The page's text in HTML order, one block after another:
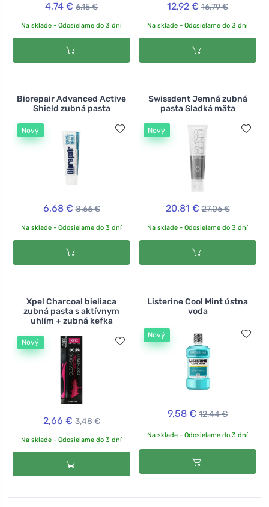
4,74 € 6,15 €
Na sklade - Odosielame do 3 dní
12,92 € 16,79 €
Na sklade - Odosielame do 3 dní
Biorepair Advanced Active
Shield zubná pasta
Nový
6,68 € 8,66 €
Na sklade - Odosielame do 3 dní
Swissdent Jemná zubná
pasta Sladká mäta
Nový
20,81 € 27,06 €
Na sklade - Odosielame do 3 dní
Xpel Charcoal bieliaca
zubná pasta s aktívnym
uhlím + zubná kefka
Nový
2,66 € 3,48 €
Na sklade - Odosielame do 3 dní
Listerine Cool Mint ústna
voda
Nový
9,58 € 12,44 €
Na sklade - Odosielame do 3 dní